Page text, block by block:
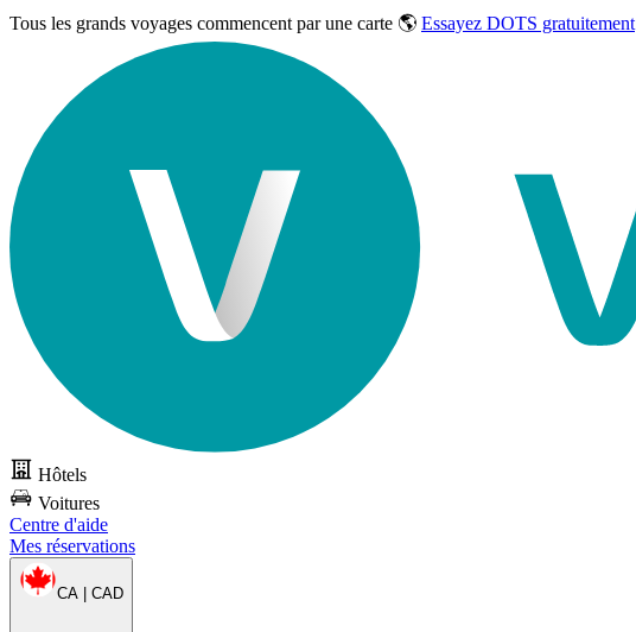
Tous les grands voyages commencent par une carte 🌎 Essayez DOTS gratuitement
Hôtels
Voitures
Centre d'aide
Mes réservations
CA | CAD